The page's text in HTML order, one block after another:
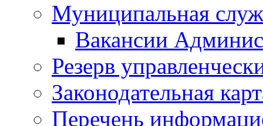
Муниципальная
Вакансии
Резерв
Законодательная
Перечень